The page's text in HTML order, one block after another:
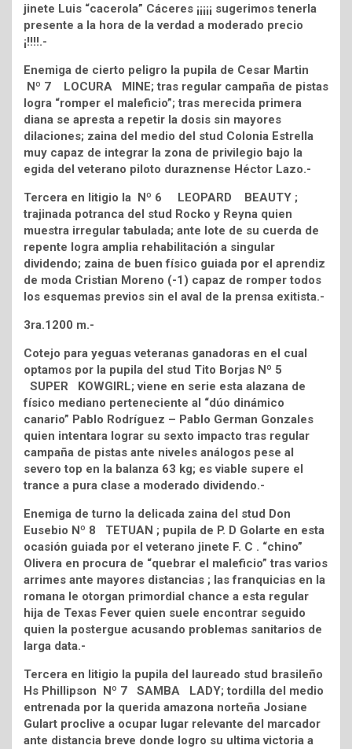
jinete Luis “cacerola” Cáceres ¡¡¡¡¡ sugerimos tenerla
presente a la hora de la verdad a moderado precio
¡!!!!.-
Enemiga de cierto peligro la pupila de Cesar Martin
Nº 7 LOCURA MINE; tras regular campaña de pistas
logra “romper el maleficio”; tras merecida primera
diana se apresta a repetir la dosis sin mayores
dilaciones; zaina del medio del stud Colonia Estrella
muy capaz de integrar la zona de privilegio bajo la
egida del veterano piloto duraznense Héctor Lazo.-
Tercera en litigio la Nº 6 LEOPARD BEAUTY ;
trajinada potranca del stud Rocko y Reyna quien
muestra irregular tabulada; ante lote de su cuerda de
repente logra amplia rehabilitación a singular
dividendo; zaina de buen físico guiada por el aprendiz
de moda Cristian Moreno (-1) capaz de romper todos
los esquemas previos sin el aval de la prensa exitista.-
3ra.1200 m.-
Cotejo para yeguas veteranas ganadoras en el cual
optamos por la pupila del stud Tito Borjas Nº 5
SUPER KOWGIRL; viene en serie esta alazana de
físico mediano perteneciente al “dúo dinámico
canario” Pablo Rodríguez – Pablo German Gonzales
quien intentara lograr su sexto impacto tras regular
campaña de pistas ante niveles análogos pese al
severo top en la balanza 63 kg; es viable supere el
trance a pura clase a moderado dividendo.-
Enemiga de turno la delicada zaina del stud Don
Eusebio Nº 8 TETUAN ; pupila de P. D Golarte en esta
ocasión guiada por el veterano jinete F. C . “chino”
Olivera en procura de “quebrar el maleficio” tras varios
arrimes ante mayores distancias ; las franquicias en la
romana le otorgan primordial chance a esta regular
hija de Texas Fever quien suele encontrar seguido
quien la postergue acusando problemas sanitarios de
larga data.-
Tercera en litigio la pupila del laureado stud brasileño
Hs Phillipson Nº 7 SAMBA LADY; tordilla del medio
entrenada por la querida amazona norteña Josiane
Gulart proclive a ocupar lugar relevante del marcador
ante distancia breve donde logro su ultima victoria a